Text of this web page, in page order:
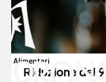
Alimentari
Riduzione del